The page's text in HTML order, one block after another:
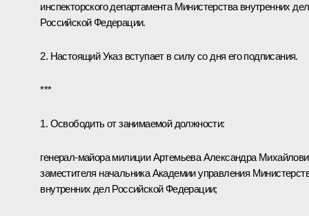
инспекторского департамента Министерства внутренних дел
Российской Федерации.
2. Настоящий Указ вступает в силу со дня его подписания.
***
1. Освободить от занимаемой должности:
генерал-майора милиции Артемьева Александра
заместителя начальника Академии управления
внутренних дел Российской Федерации;